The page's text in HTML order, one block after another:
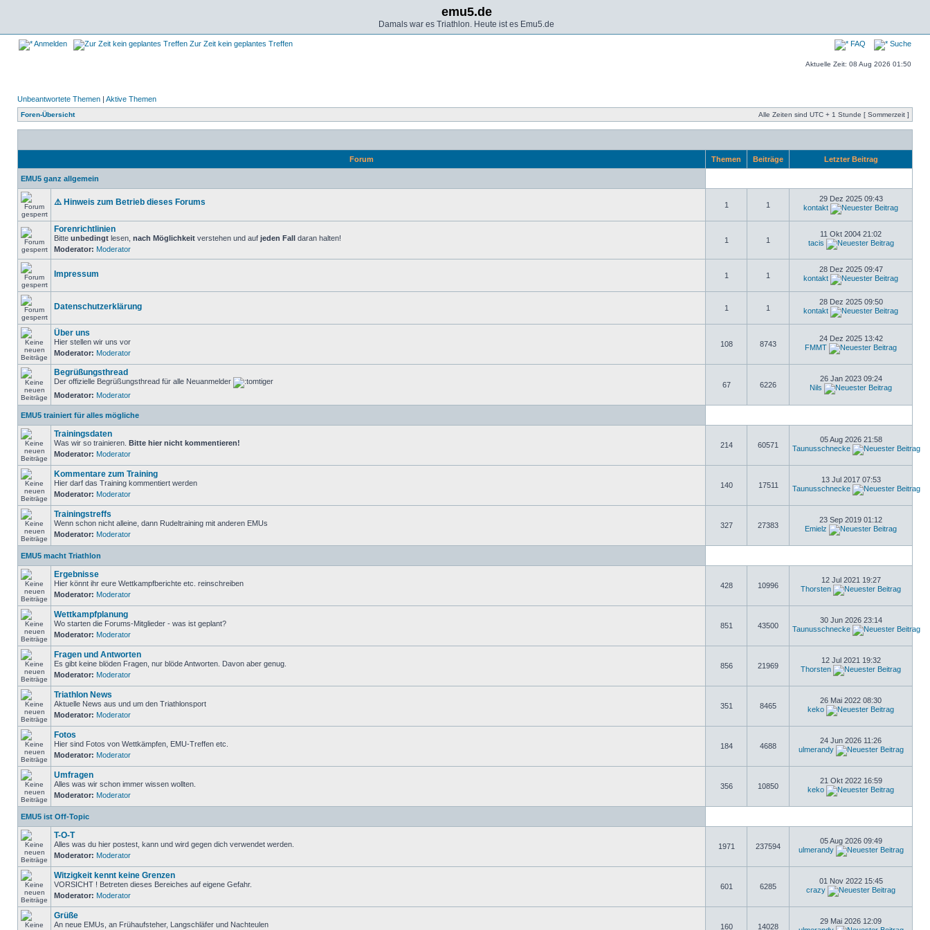
emu5.de
Damals war es Triathlon. Heute ist es Emu5.de
Anmelden Zur Zeit kein geplantes Treffen FAQ Suche
Aktuelle Zeit: 08 Aug 2026 01:50
Unbeantwortete Themen | Aktive Themen
Foren-Übersicht Alle Zeiten sind UTC + 1 Stunde [ Sommerzeit ]
Forum Themen Beiträge Letzter Beitrag
EMU5 ganz allgemein
⚠️ Hinweis zum Betrieb dieses Forums 1 1
29 Dez 2025 09:43
kontakt
Forenrichtlinien
Bitte unbedingt lesen, nach Möglichkeit verstehen und auf jeden Fall daran halten!
Moderator: Moderator
1 1
11 Okt 2004 21:02
tacis
Impressum 1 1
28 Dez 2025 09:47
kontakt
Datenschutzerklärung 1 1
28 Dez 2025 09:50
kontakt
Über uns
Hier stellen wir uns vor
Moderator: Moderator
108 8743
24 Dez 2025 13:42
FMMT
Begrüßungsthread
Der offizielle Begrüßungsthread für alle Neuanmelder
Moderator: Moderator
67 6226
26 Jan 2023 09:24
Nils
EMU5 trainiert für alles mögliche
Trainingsdaten
Was wir so trainieren. Bitte hier nicht kommentieren!
Moderator: Moderator
214 60571
05 Aug 2026 21:58
Taunusschnecke
Kommentare zum Training
Hier darf das Training kommentiert werden
Moderator: Moderator
140 17511
13 Jul 2017 07:53
Taunusschnecke
Trainingstreffs
Wenn schon nicht alleine, dann Rudeltraining mit anderen EMUs
Moderator: Moderator
327 27383
23 Sep 2019 01:12
Emielz
EMU5 macht Triathlon
Ergebnisse
Hier könnt ihr eure Wettkampfberichte etc. reinschreiben
Moderator: Moderator
428 10996
12 Jul 2021 19:27
Thorsten
Wettkampfplanung
Wo starten die Forums-Mitglieder - was ist geplant?
Moderator: Moderator
851 43500
30 Jun 2026 23:14
Taunusschnecke
Fragen und Antworten
Es gibt keine blöden Fragen, nur blöde Antworten. Davon aber genug.
Moderator: Moderator
856 21969
12 Jul 2021 19:32
Thorsten
Triathlon News
Aktuelle News aus und um den Triathlonsport
Moderator: Moderator
351 8465
26 Mai 2022 08:30
keko
Fotos
Hier sind Fotos von Wettkämpfen, EMU-Treffen etc.
Moderator: Moderator
184 4688
24 Jun 2026 11:26
ulmerandy
Umfragen
Alles was wir schon immer wissen wollten.
Moderator: Moderator
356 10850
21 Okt 2022 16:59
keko
EMU5 ist Off-Topic
T-O-T
Alles was du hier postest, kann und wird gegen dich verwendet werden.
Moderator: Moderator
1971 237594
05 Aug 2026 09:49
ulmerandy
Witzigkeit kennt keine Grenzen
VORSICHT ! Betreten dieses Bereiches auf eigene Gefahr.
Moderator: Moderator
601 6285
01 Nov 2022 15:45
crazy
Grüße
An neue EMUs, an Frühaufsteher, Langschläfer und Nachteulen 160 14028
29 Mai 2026 12:09